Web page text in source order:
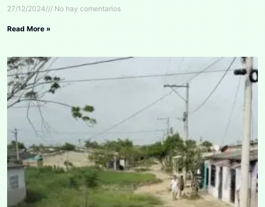
27/12/2024 No hay comentarios
Read More »